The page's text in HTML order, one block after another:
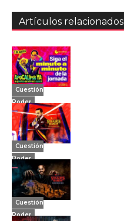
Artículos relacionados
Cuestión
Poder
Cuestión
Poder
Cuestión
Poder